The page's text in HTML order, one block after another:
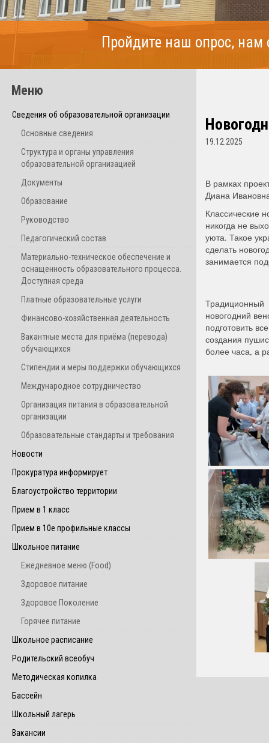
Пройдите наш опрос,
Меню
Сведения об образовательной организации
Основные сведения
Структура и органы управления
образовательной организацией
Документы
Образование
Руководство
Педагогический состав
Материально-техническое обеспечение и
оснащенность образовательного процесса.
Доступная среда
Платные образовательные услуги
Финансово-хозяйственная деятельность
Вакантные места для приёма (перевода)
обучающихся
Стипендии и меры поддержки обучающихся
Международное сотрудничество
Организация питания в образовательной
организации
Образовательные стандарты и требования
Новости
Прокуратура информирует
Благоустройство территории
Прием в 1 класс
Прием в 10е профильные классы
Школьное питание
Ежедневное меню (Food)
Здоровое питание
Здоровое Поколение
Горячее питание
Школьное расписание
Родительский всеобуч
Методическая копилка
Бассейн
Школьный лагерь
Вакансии
19.12.2025
В рамках
Диана
Классические
никогда не
уюта. Такое
сделать
занимается
Традиционный
новогодний
подготовить
создания
более часа, а